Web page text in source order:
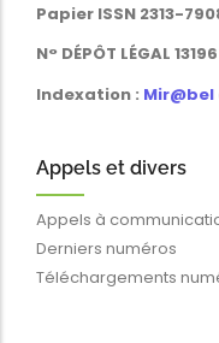
Papier ISSN 2313-
N° DÉPÔT LÉGAL
Indexation : Mir@bel
Appels et divers
Appels à
Derniers numéros
Téléchargements